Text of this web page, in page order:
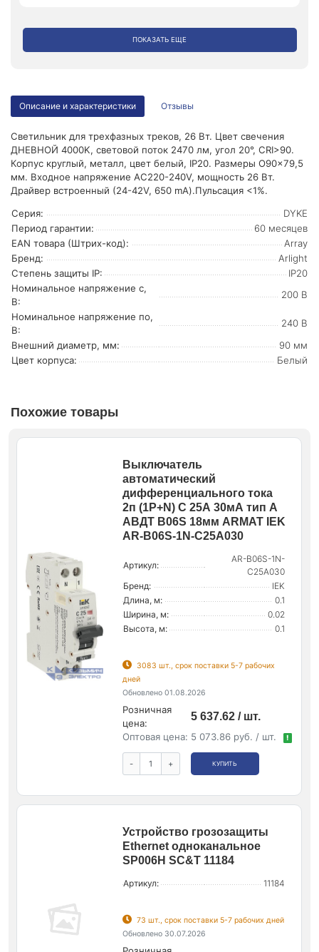
ПОКАЗАТЬ ЕЩЕ
Описание и характеристики Отзывы
Светильник для трехфазных треков, 26 Вт. Цвет свечения
ДНЕВНОЙ 4000K, световой поток 2470 лм, угол 20°, CRI>90.
Корпус круглый, металл, цвет белый, IP20. Размеры O90x79,5
мм. Входное напряжение AC220-240V, мощность 26 Вт.
Драйвер встроенный (24-42V, 650 mA).Пульсация <1%.
Серия:
DYKE
Период гарантии:
60 месяцев
EAN товара (Штрих-код):
Array
Бренд:
Arlight
Степень защиты IP:
IP20
Номинальное напряжение с,
В:
200 В
Номинальное напряжение по,
В:
240 В
Внешний диаметр, мм:
90 мм
Цвет корпуса:
Белый
Похожие товары
Выключатель
автоматический
дифференциального тока
2п (1P+N) C 25А 30мА тип A
АВДТ B06S 18мм ARMAT IEK
AR-B06S-1N-C25A030
Артикул:
AR-B06S-1N-
C25A030
Бренд:
IEK
Длина, м:
0.1
Ширина, м:
0.02
Высота, м:
0.1
3083 шт., срок поставки 5-7 рабочих
дней
Обновлено 01.08.2026
Розничная
цена:
5 637.62 / шт.
Оптовая цена: 5 073.86 руб. / шт. !
- + КУПИТЬ
Устройство грозозащиты
Ethernet одноканальное
SP006H SC&T 11184
Артикул: 11184
73 шт., срок поставки 5-7 рабочих дней
Обновлено 30.07.2026